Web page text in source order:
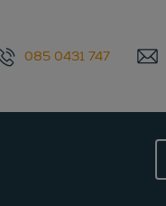
085 0431 747